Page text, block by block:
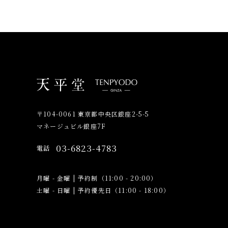
〒104-0061 東京都中央区銀座2-5-5
マネージュビル銀座7F
電話 03-6823-4783
月曜 - 金曜 |予約制（11:00 - 20:00）
土曜 - 日曜 |予約優先日（11:00 - 18:00）